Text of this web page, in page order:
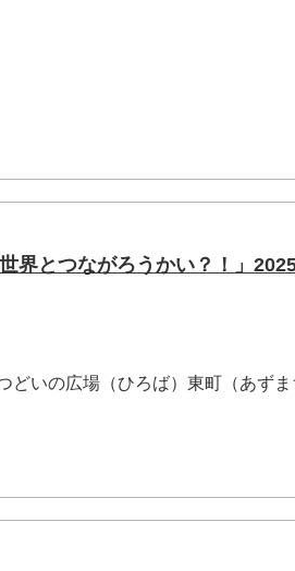
界とつながろうかい？！」
どいの広場（ひろば）東町（あず